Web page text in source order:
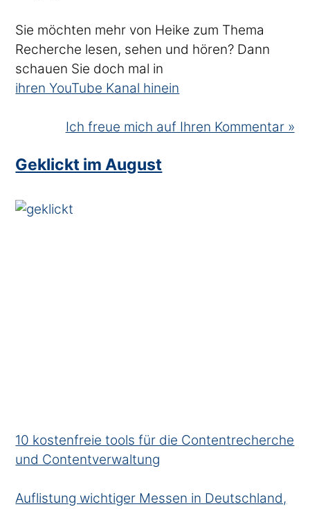
Sie möchten mehr von Heike zum Thema
Recherche lesen, sehen und hören? Dann
schauen Sie doch mal in
ihren YouTube Kanal hinein
Ich freue mich auf Ihren Kommentar »
Geklickt im August
10 kostenfreie tools für die Contentrecherche
und Contentverwaltung
Auflistung wichtiger Messen in Deutschland,